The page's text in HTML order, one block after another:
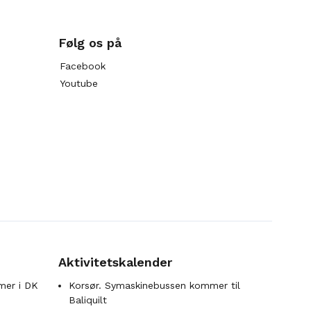
Følg os på
Facebook
Youtube
i DK
Aktivitetskalender
Korsør. Symaskinebussen kommer til
Baliquilt